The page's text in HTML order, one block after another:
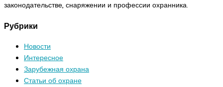
законодательстве, снаряжении и профессии охранника.
Рубрики
Новости
Интересное
Зарубежная охрана
Статьи об охране